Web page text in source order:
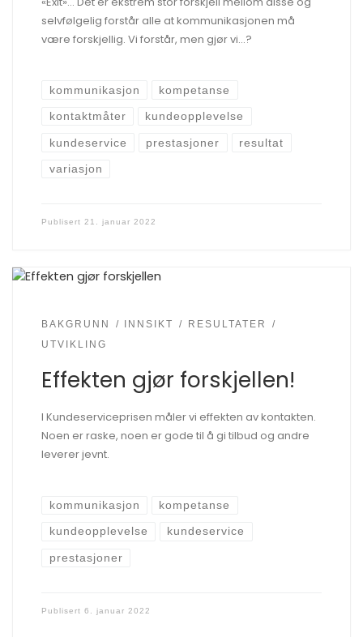
selvfølgelig forstår alle at kommunikasjonen må
være forskjellig. Vi forstår, men gjør vi…?
kommunikasjon kompetanse
kontaktmåter kundeopplevelse
kundeservice prestasjoner resultat
variasjon
Publisert 21. januar 2022
BAKGRUNN INNSIKT
RESULTATER
UTVIKLING
Effekten gjør forskjellen!
I Kundeserviceprisen måler vi effekten av kontakten.
Noen er raske, noen er gode til å gi tilbud og andre
leverer jevnt.
kommunikasjon kompetanse
kundeopplevelse kundeservice
prestasjoner
Publisert 6. januar 2022